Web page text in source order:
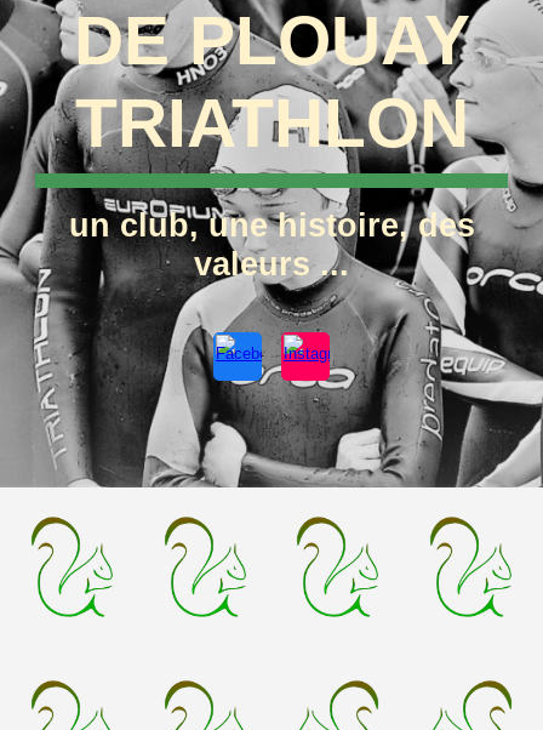
DE PLOUAY
TRIATHLON
un club, une histoire, des
valeurs ...